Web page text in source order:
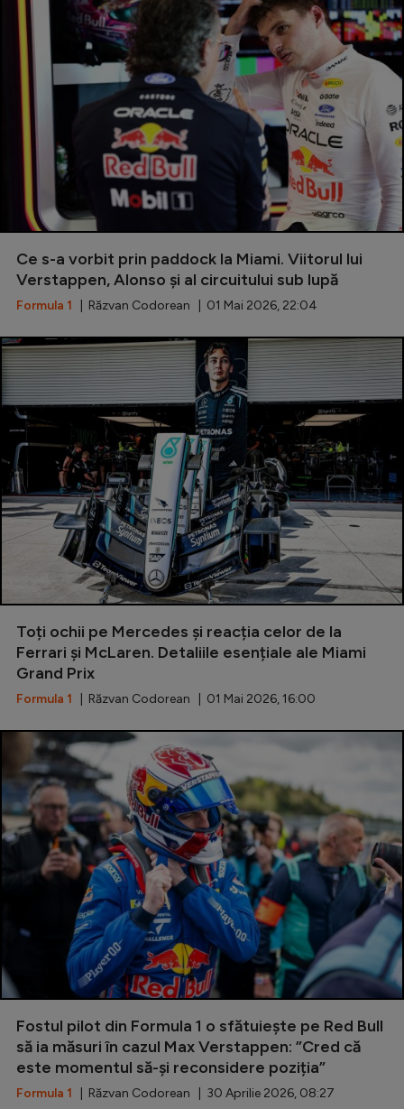
Ce s-a vorbit prin paddock la Miami. Viitorul lui
Verstappen, Alonso și al circuitului sub lupă
Formula 1 | Răzvan Codorean | 01 Mai 2026, 22:04
Toți ochii pe Mercedes și reacția celor de la
Ferrari și McLaren. Detaliile esențiale ale Miami
Grand Prix
Formula 1 | Răzvan Codorean | 01 Mai 2026, 16:00
Fostul pilot din Formula 1 o sfătuiește pe Red Bull
să ia măsuri în cazul Max Verstappen: ”Cred că
este momentul să-și reconsidere poziția”
Formula 1 | Răzvan Codorean | 30 Aprilie 2026, 08:27